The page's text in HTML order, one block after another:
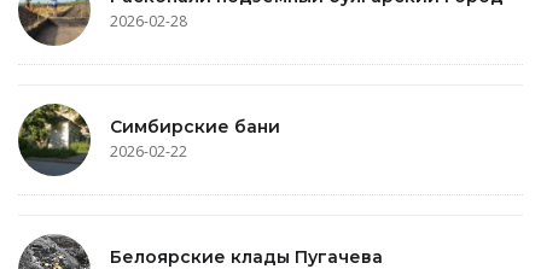
2026-02-28
Симбирские бани
2026-02-22
Белоярские клады Пугачева